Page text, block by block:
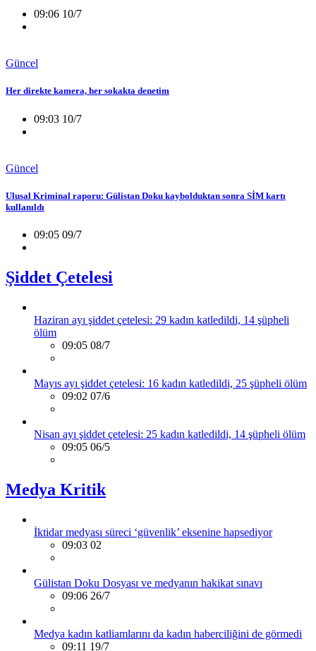
09:06 10/7
Güncel
Her direkte kamera, her sokakta denetim
09:03 10/7
Güncel
Ulusal Kriminal raporu: Gülistan Doku kaybolduktan sonra SİM kartı
kullanıldı
09:05 09/7
Şiddet Çetelesi
Haziran ayı şiddet çetelesi: 29 kadın katledildi, 14 şüpheli
ölüm
09:05 08/7
Mayıs ayı şiddet çetelesi: 16 kadın katledildi, 25 şüpheli ölüm
09:02 07/6
Nisan ayı şiddet çetelesi: 25 kadın katledildi, 14 şüpheli ölüm
09:05 06/5
Medya Kritik
İktidar medyası süreci ‘güvenlik’ eksenine hapsediyor
09:03 02
Gülistan Doku Dosyası ve medyanın hakikat sınavı
09:06 26/7
Medya kadın katliamlarını da kadın haberciliğini de görmedi
09:11 19/7